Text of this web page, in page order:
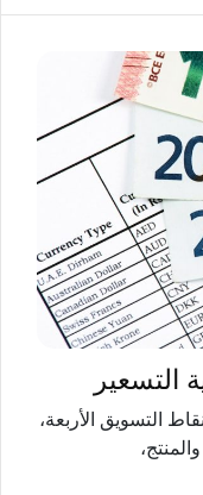
التسعير
التسويق الأربعة،